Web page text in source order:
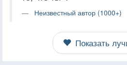
Неизвестный автор (1000+)
Показать